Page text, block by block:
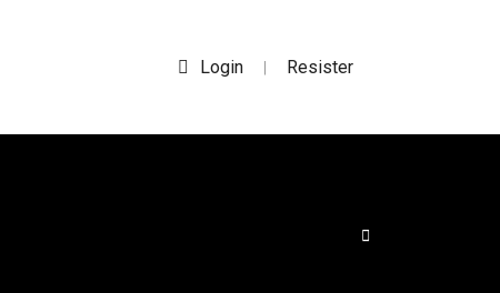
Login | Resister